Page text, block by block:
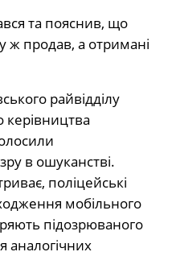
та пояснив, що
ж продав, а отримані
райвідділу
керівництва
в ошуканстві.
поліцейські
мобільного
підозрюваного
аналогічних